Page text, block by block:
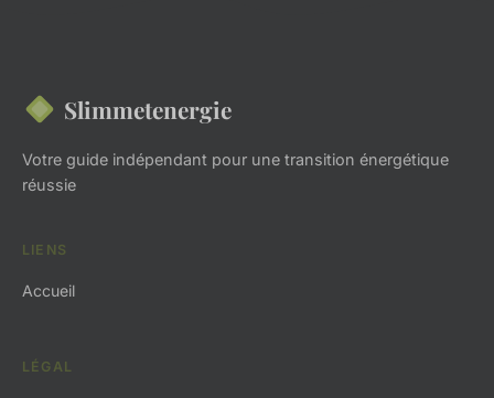
Slimmetenergie
Votre guide indépendant pour une transition énergétique
réussie
LIENS
Accueil
LÉGAL